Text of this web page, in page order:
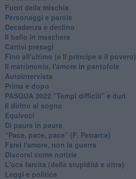
Fuori della mischia
Personaggi e parole
Decadenza e declino
Il ballo in maschera
Cattivi presagi
Fino all'ultimo (e Il principe e il povero)
Il matrimonio, l'amore in pantofole
Autointervista
Prima e dopo
​PASQUA 2022 “Tempi difficili” e duri
Il diritto al sogno
Equivoci
Di paura in paura
​“Pace, pace, pace” (F. Petrarca)
Farei l'amore, non la guerra
Discorsi come notizie
L'oca farcita (della stupidità e oltre)
Leggi e politica